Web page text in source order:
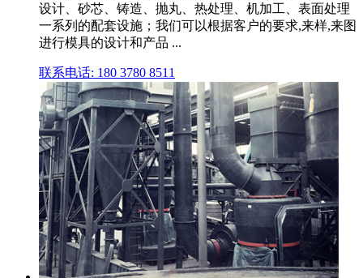
设计、砂芯、铸造、抛丸、热处理、机加工、表面处理
一系列的配套设施；我们可以根据客户的要求,来样,来图
进行模具的设计和产品 ...
联系电话: 180 3780 8511